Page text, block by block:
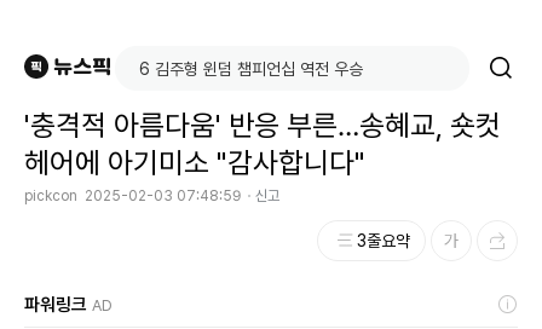
'충격적 아름다움' 반응 부른…송혜교, 숏컷
헤어에 아기미소 "감사합니다"
pickcon 2025-02-03 07:48:59 신고
3줄요약
파워링크 AD